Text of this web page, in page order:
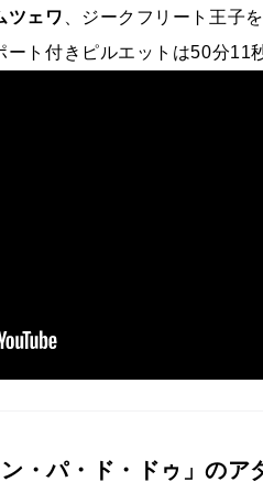
ツェワ 、ジークフリート王子を
ト付きピルエットは50分11
・パ・ド・ドゥ」のア